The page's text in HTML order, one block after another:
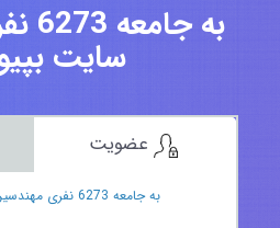
به
سایت
به جامعه 6273 نفری مهندسین سایت بپیوندید